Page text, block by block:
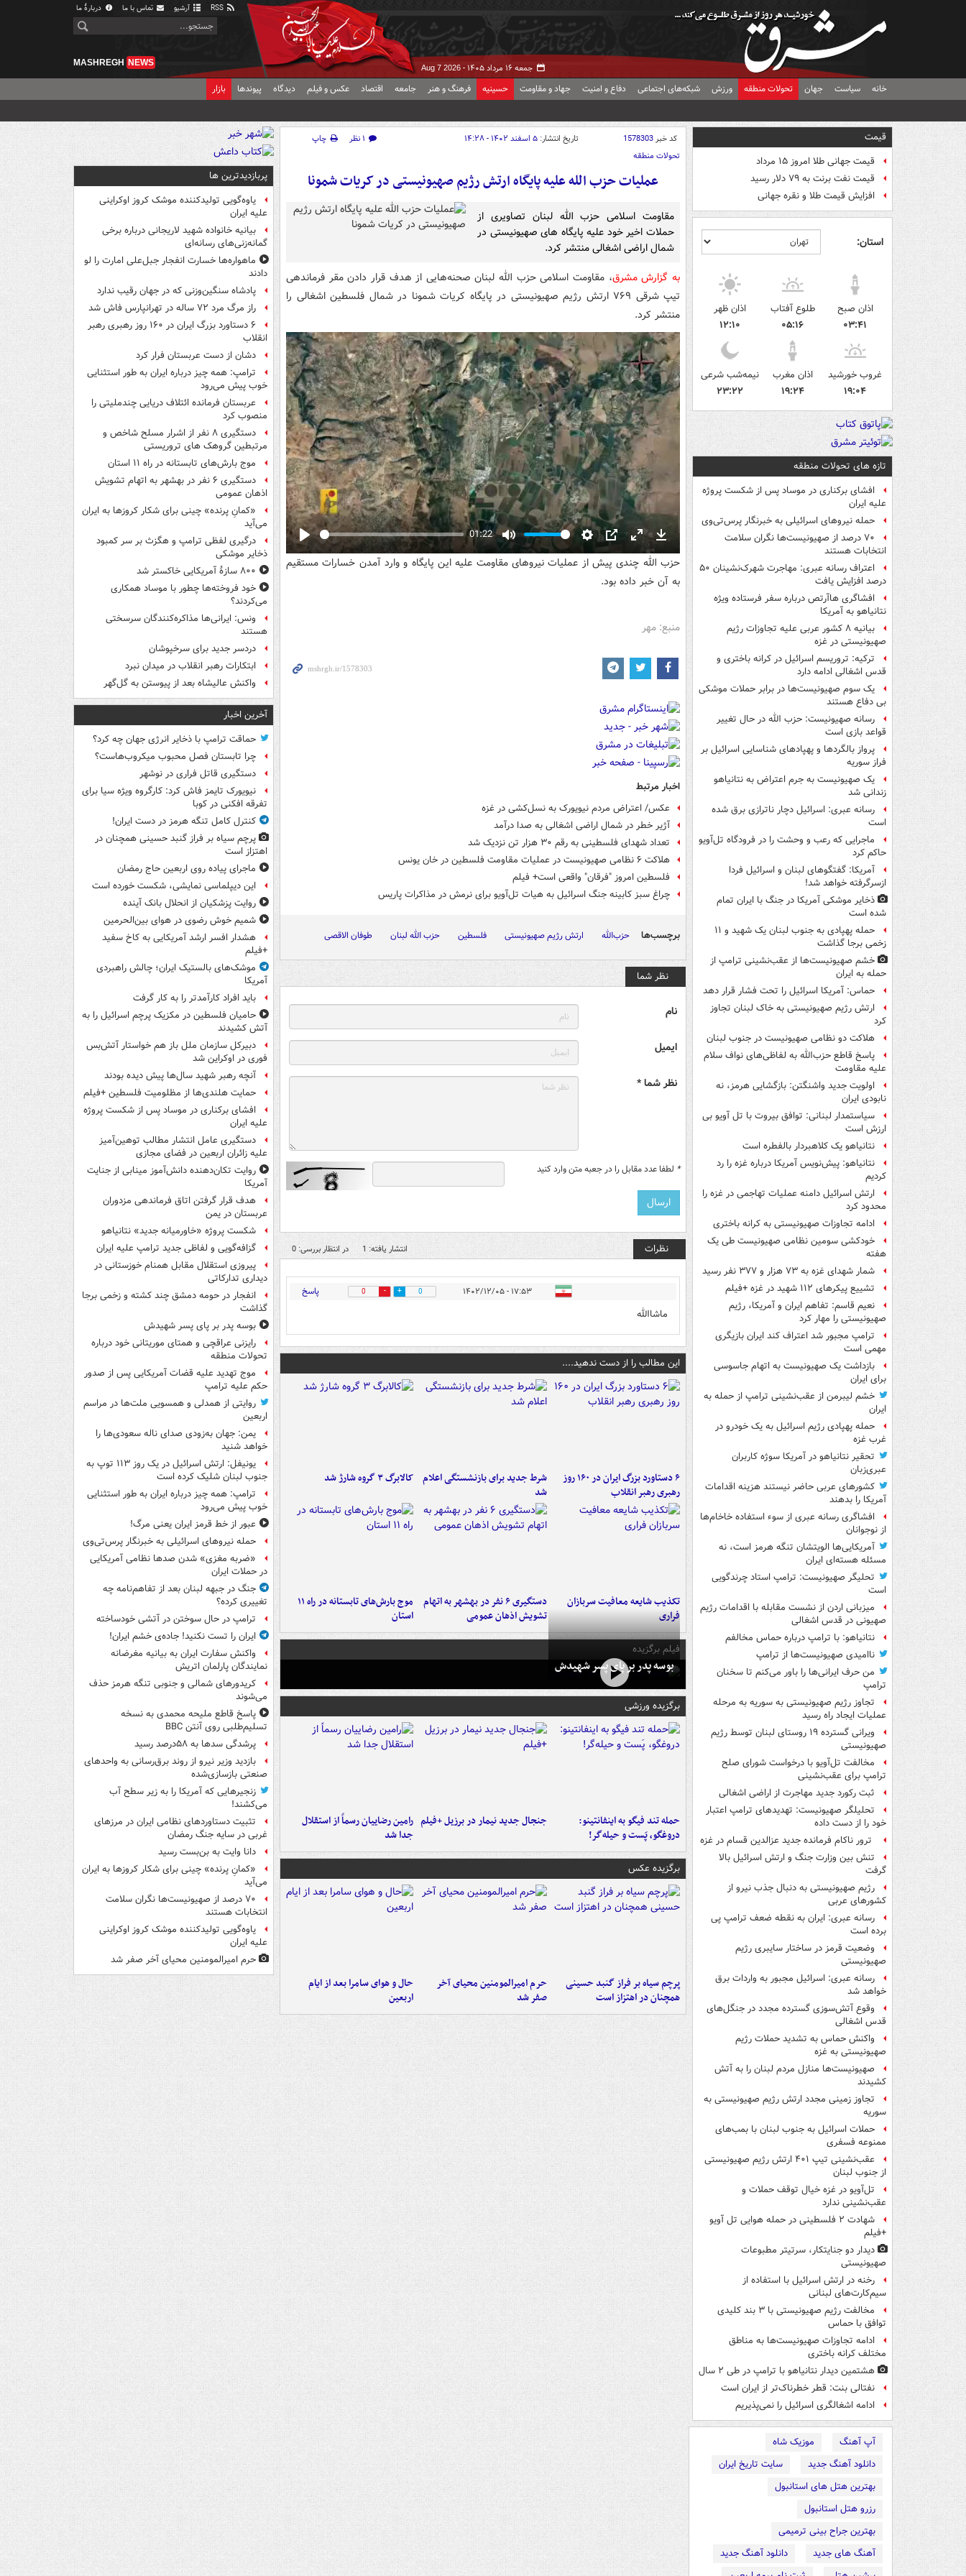
آرشیو تماس با ما دربارهٔ ما
جمعه ۱۶ مرداد ۱۴۰۵ - Aug 7 2026
MASHREGH NEWS
خانه سیاست جهان تحولات منطقه ورزش شبکه‌های اجتماعی دفاع و امنیت جهاد و مقاومت حسینیه فرهنگ و هنر جامعه اقتصاد عکس و فیلم دیدگاه پیوندها بازار
قیمت
قیمت جهانی طلا امروز ۱۵ مرداد
قیمت نفت برنت به ۷۹ دلار رسید
افزایش قیمت طلا و نقره جهانی
استان:
اذان صبح
۰۳:۴۱
طلوع آفتاب
۰۵:۱۶
اذان ظهر
۱۲:۱۰
غروب خورشید
۱۹:۰۴
اذان مغرب
۱۹:۲۴
نیمه‌شب شرعی
۲۳:۲۲
تازه های تحولات منطقه
افشای برکناری در موساد پس از شکست پروژه
علیه ایران
حمله نیروهای اسرائیلی به خبرنگار پرس‌تی‌وی
۷۰ درصد از صهیونیست‌ها نگران سلامت
انتخابات هستند
اعتراف رسانه عبری: مهاجرت شهرک‌نشینان ۵۰
درصد افزایش یافت
افشاگری هاآرتص درباره سفر فرستاده ویژه
نتانیاهو به آمریکا
بیانیه ۸ کشور عربی علیه تجاوزات رژیم
صهیونیستی در غزه
ترکیه: تروریسم اسرائیل در کرانه باختری و
قدس اشغالی ادامه دارد
یک‌ سوم صهیونیست‌ها در برابر حملات موشکی
بی دفاع هستند
رسانه صهیونیست: حزب الله در حال تغییر
قواعد بازی است
پرواز بالگردها و پهپادهای شناسایی اسرائیل بر
فراز سوریه
یک صهیونیست به جرم اعتراض به نتانیاهو
زندانی شد
رسانه عبری: اسرائیل دچار ناترازی برق شده
است
ماجرایی که رعب و وحشت را در فرودگاه تل‌آویو
حاکم کرد
آمریکا: گفتگوهای لبنان و اسرائیل فردا
ازسرگرفته خواهد شد!
ذخایر موشکی آمریکا در جنگ با ایران تمام
شده است
حمله پهپادی به جنوب لبنان یک شهید و ۱۱
زخمی برجا گذاشت
خشم صهیونیست‌ها از عقب‌نشینی ترامپ از
حمله به ایران
حماس: آمریکا اسرائیل را تحت فشار قرار دهد
ارتش رژیم صهیونیستی به خاک لبنان تجاوز
کرد
هلاکت دو نظامی صهیونیست در جنوب لبنان
پاسخ قاطع حزب‌الله به لفاظی‌های نواف سلام
علیه مقاومت
اولویت جدید واشنگتن: بازگشایی هرمز، نه
نابودی ایران
سیاستمدار لبنانی: توافق بیروت با تل آویو بی
ارزش است
نتانیاهو یک کلاهبردار بالفطره است
نتانیاهو: پیش‌نویس آمریکا درباره غزه را رد
کردیم
ارتش اسرائیل دامنه عملیات تهاجمی در غزه را
محدود کرد
ادامه تجاوزات صهیونیستی به کرانه باختری
خودکشی سومین نظامی صهیونیست طی یک
هفته
شمار شهدای غزه به ۷۳ هزار و ۳۷۷ نفر رسید
تشییع پیکرهای ۱۱۲ شهید در غزه +فیلم
نعیم قاسم: تفاهم ایران و آمریکا، رژیم
صهیونیستی را مهار کرد
ترامپ مجبور شد اعتراف کند ایران بازیگری
مهمی است
بازداشت یک صهیونیست به اتهام جاسوسی
برای ایران
خشم لیبرمن از عقب‌نشینی ترامپ از حمله به
ایران
حمله پهپادی رژیم اسرائیل به یک خودرو در
غرب غزه
تحقیر نتانیاهو در آمریکا سوژه کاربران
عبری‌زبان
کشورهای عربی حاضر نیستند هزینه اقدامات
آمریکا را بدهند
افشاگری رسانه عبری از سوء استفاده خاخام‌ها
از نوجوانان
آمریکایی‌ها الویتشان تنگه هرمز است، نه
مسئله هسته‌ای ایران
تحلیگر صهیونیست: ترامپ استاد چرندگویی
است
میزبانی اردن از نشست مقابله با اقدامات رژیم
صهیونی در قدس اشغالی
نتانیاهو: با ترامپ درباره حماس مخالفم
ناامیدی صهیونیست‌ها از ترامپ
من حرف ایرانی‌ها را باور می‌کنم تا سخنان
ترامپ
تجاوز رژیم صهیونیستی به سوریه به مرحله
عملیات ایجاد راه رسید
ویرانی گسترده ۱۹ روستای لبنان توسط رژیم
صهیونیستی
مخالفت تل‌آویو با درخواست شورای صلح
ترامپ برای عقب‌نشینی
ثبت رکورد جدید مهاجرت از اراضی اشغالی
تحلیلگر صهیونیست: تهدیدهای ترامپ اعتبار
خود را از دست داده
ترور ناکام فرمانده جدید عزالدین قسام در غزه
تنش بین وزارت جنگ و ارتش اسرائیل بالا
گرفت
رژیم صهیونیستی به دنبال جذب نیرو از
کشورهای عربی
رسانه عبری: ایران به نقطه ضعف ترامپ پی
برده است
وضعیت قرمز در ساختار سایبری رژیم
صهیونیستی
رسانه عبری: اسرائیل مجبور به واردات برق
خواهد شد
وقوع آتش‌سوزی گسترده مجدد در جنگل‌های
قدس اشغالی
واکنش حماس به تشدید حملات رژیم
صهیونیستی به غزه
صهیونیست‌ها منازل مردم لبنان را به ‌آتش
کشیدند
تجاوز زمینی مجدد ارتش رژیم صهیونیستی به
سوریه
حملات اسرائیل به جنوب لبنان با بمب‌های
ممنوعه فسفری
عقب‌نشینی تیپ ۴۰۱ ارتش رژیم صهیونیستی
از جنوب لبنان
تل‌آویو در غزه خیال توقف حملات و
عقب‌نشینی ندارد
شهادت ۲ فلسطینی در حمله هوایی تل آویو
+فیلم
دیدار دو جنایتکار،‌ سرتیتر مطبوعات
صهیونیستی
رخنه در ارتش اسرائیل با استفاده از
سیم‌کارت‌های لبنانی
مخالفت رژیم صهیونیستی با ۳ بند کلیدی
توافق با حماس
ادامه تجاوزات صهیونیست‌ها به مناطق
مختلف کرانه باختری
هشتمین دیدار نتانیاهو با ترامپ در طی ۲ سال
نفتالی بنت: قطر خطرناک‌تر از ایران است
ادامه اشغالگری اسرائیل را نمی‌پذیریم
آپ آهنگ
موزیک شاه
دانلود آهنگ جدید
سایت تاریخ ایران
بهترین هتل های استانبول
رزرو هتل استانبول
بهترین جراح بینی ترمیمی
آهنگ های جدید
دانلود آهنگ جدید
کد خبر1578303 تاریخ انتشار: ۵ اسفند ۱۴۰۲ - ۱۴:۲۸ ۱ نظر
چاپ
تحولات منطقه
عملیات حزب الله علیه پایگاه ارتش رژیم صهیونیستی در کریات شمونا
مقاومت اسلامی حزب الله لبنان تصاویری از
حملات اخیر خود علیه پایگاه های صهیونیستی در
شمال اراضی اشغالی منتشر کرد.
به گزارش مشرق، مقاومت اسلامی حزب الله لبنان صحنه‌هایی از هدف قرار دادن مقر فرماندهی
تیپ شرقی ۷۶۹ ارتش رژیم صهیونیستی در پایگاه کریات شمونا در شمال فلسطین اشغالی را
منتشر کرد.
Play
01:22
Mute Settings
Enter
fullscreen
حزب الله چندی پیش از عملیات نیروهای مقاومت علیه این پایگاه و وارد آمدن خسارات مستقیم
به آن خبر داده بود.
منبع: مهر
اخبار مرتبط
عکس/ اعتراض مردم نیویورک به نسل‌کشی در غزه
آژیر خطر در شمال اراضی اشغالی به صدا درآمد
تعداد شهدای فلسطینی به رقم ۳۰ هزار تن نزدیک شد
هلاکت ۶ نظامی صهیونیست در عملیات مقاومت فلسطین در خان یونس
فلسطین امروز "فرقان" واقعی است+ فیلم
چراغ سبز کابینه جنگ اسرائیل به هیات تل‌آویو برای نرمش در مذاکرات پاریس
برچسب‌ها حزب‌الله ارتش رژیم صهیونیستی فلسطین حزب الله لبنان طوفان الاقصی
نظر شما
نام
ایمیل
نظر شما *
* لطفا عدد مقابل را در جعبه متن وارد کنید
نظرات انتشار یافته: 1 در انتظار بررسی: 0
۱۷:۵۳ - ۱۴۰۲/۱۲/۰۵ 0
0 پاسخ
ماشاالله
این مطالب را از دست ندهید....
۶ دستاورد بزرگ ایران در ۱۶۰ روز
رهبری رهبر انقلاب
شرط جدید برای بازنشستگی اعلام
شد
کالابرگ ۳ گروه شارژ شد
تکذیب شایعه معافیت سربازان
فراری
دستگیری ۶ نفر در بهشهر به اتهام
تشویش اذهان عمومی
موج بارش‌های تابستانه در راه ۱۱
استان
فیلم برگزیده
بوسه‌ پدر بر پای پسر شهیدش
برگزیده ورزشی
حمله تند فیگو به اینفانتینو:
دروغگو، پَست‌ و حیله‌گر!
جنجال جدید نیمار در برزیل +فیلم رامین رضاییان رسماً از استقلال
جدا شد
برگزیده عکس
پرچم سیاه بر فراز گنبد حسینی
همچنان در اهتزاز است
حرم امیرالمومنین محیای آخر
صفر شد
حال و هوای سامرا بعد از ایام
اربعین
پربازدیدترین ها
یاوه‌گویی تولیدکننده موشک کروز اوکراینی
علیه ایران
بیانیه خانواده شهید لاریجانی درباره برخی
گمانه‌زنی‌های رسانه‌ای
ماهواره‌ها خسارت انفجار جبل‌علی امارت را لو
دادند
پادشاه سنگین‌وزنی که در جهان رقیب ندارد
راز مرگ مرد ۷۲ ساله در تهرانپارس فاش شد
۶ دستاورد بزرگ ایران در ۱۶۰ روز رهبری رهبر
انقلاب
دشان از دست عربستان فرار کرد
ترامپ: همه چیز درباره ایران به طور استثنایی
خوب پیش می‌رود
عربستان فرمانده ائتلاف دریایی چندملیتی را
منصوب کرد
دستگیری ۸ نفر از اشرار مسلح شاخص و
مرتبطین گروهک های تروریستی
موج بارش‌های تابستانه در راه ۱۱ استان
دستگیری ۶ نفر در بهشهر به اتهام تشویش
اذهان عمومی
«کمانِ پرنده» چینی برای شکار کروزها به ایران
می‌آید
درگیری لفظی ترامپ و هگزث بر سر کمبود
ذخایر موشکی
۸۰۰ سازۀ آمریکایی خاکستر شد
خود فروخته‌ها چطور با موساد همکاری
می‌کردند؟
ونس: ایرانی‌ها مذاکره‌کنندگان سرسختی
هستند
دردسر جدید برای سرخپوشان
ابتکارات رهبر انقلاب در میدان نبرد
واکنش عالیشاه بعد از پیوستن به گل‌گهر
آخرین اخبار
حماقت ترامپ با ذخایر انرژی جهان چه کرد؟
چرا تابستان فصل محبوب میکروب‌هاست؟
دستگیری قاتل فراری در نوشهر
نیویورک تایمز فاش کرد: کارگروه ویژه سیا برای
تفرقه افکنی در کوبا
کنترل کامل تنگه هرمز در دست ایران!
پرچم سیاه بر فراز گنبد حسینی همچنان در
اهتزاز است
ماجرای پیاده روی اربعین حاج رمضان
این دیپلماسی نمایشی، شکست خورده است
روایت پزشکیان از انحلال بانک آینده
شمیم خوش رضوی در هوای بین‌الحرمین
هشدار افسر ارشد آمریکایی به کاخ سفید
+فیلم
موشک‌های بالستیک ایران؛ چالش راهبردی
آمریکا
باید افراد کارآمدتر را به کار گرفت
حامیان فلسطین در مکزیک پرچم اسرائیل را به
آتش کشیدند
دبیرکل سازمان ملل باز هم خواستار آتش‌بس
فوری در اوکراین شد
آنچه رهبر شهید سال‌ها پیش دیده بودند
حمایت هلندی‌ها از مظلومیت فلسطین +فیلم
افشای برکناری در موساد پس از شکست پروژه
علیه ایران
دستگیری عامل انتشار مطالب توهین‌آمیز
علیه زائران اربعین در فضای مجازی
روایت تکان‌دهنده دانش‌آموز مینابی از جنایت
آمریکا
هدف قرار گرفتن اتاق‌ فرماندهی مزدوران
عربستان در یمن
شکست پروژه «خاورمیانه جدید» نتانیاهو
گزافه‌گویی و لفاظی جدید ترامپ علیه ایران
پیروزی استقلال مقابل همنام خوزستانی در
دیداری تدارکاتی
انفجار در حومه دمشق چند کشته و زخمی برجا
گذاشت
بوسه‌ پدر بر پای پسر شهیدش
رایزنی عراقچی و همتای موریتانی خود درباره
تحولات منطقه
موج تهدید علیه قضات آمریکایی پس از صدور
حکم علیه ترامپ
روایتی از همدلی و همسویی ملت‌ها در مراسم
اربعین
یمن: جهان به‌زودی صدای ناله سعودی‌ها را
خواهد شنید
یونیفل: ارتش اسرائیل در یک روز ۱۱۳ توپ به
جنوب لبنان شلیک کرده است
ترامپ: همه چیز درباره ایران به طور استثنایی
خوب پیش می‌رود
عبور از خط قرمز ایران یعنی مرگ!
حمله نیروهای اسرائیلی به خبرنگار پرس‌تی‌وی
«ضربه مغزی» شدن صدها نظامی آمریکایی
در حملات ایران
جنگ در جبهه لبنان بعد از تفاهم‌نامه چه
تغییری کرده؟
ترامپ در حال سوختن در آتشی خودساخته
ایران را تست نکنید! جاده‌ی خشم ایران!
واکنش سفارت ایران به بیانیه مغرضانه
نمایندگان پارلمان اتریش
کریدورهای شمالی و جنوبی تنگه هرمز حذف
می‌شوند
پاسخ قاطع ملیحه محمدی به نسخه
تسلیم‌طلبی روی آنتن BBC
پرشدگی سدها به ۵۸درصد رسید
بازدید وزیر نیرو از روند برق‌رسانی به واحدهای
صنعتی بازسازی‌شده
زنجیرهایی که آمریکا را به زیر سطح آب
می‌کشند!
تثبیت دستاوردهای نظامی ایران در مرزهای
غربی در سایه جنگ رمضان
دانا وایت به بن‌بست رسید
«کمانِ پرنده» چینی برای شکار کروزها به ایران
می‌آید
۷۰ درصد از صهیونیست‌ها نگران سلامت
انتخابات هستند
یاوه‌گویی تولیدکننده موشک کروز اوکراینی
علیه ایران
حرم امیرالمومنین محیای آخر صفر شد